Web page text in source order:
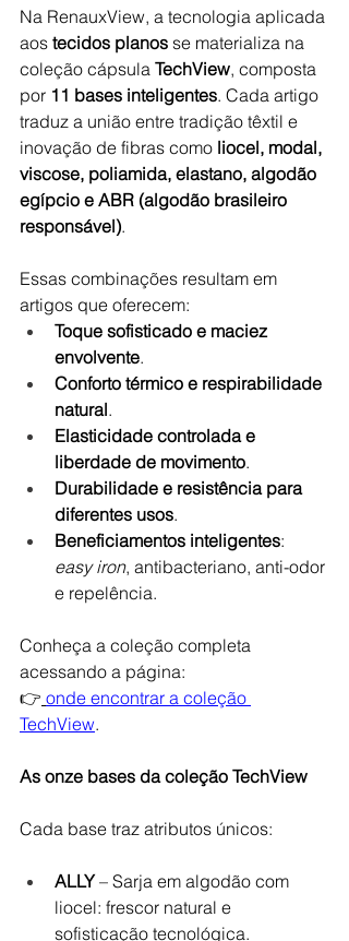
Na RenauxView, a tecnologia aplicada
aos tecidos planos se materializa na
coleção cápsula TechView, composta
por 11 bases inteligentes. Cada artigo
traduz a união entre tradição têxtil e
inovação de fibras como liocel, modal,
viscose, poliamida, elastano, algodão
egípcio e ABR (algodão brasileiro
responsável).
Essas combinações resultam em
artigos que oferecem:
Toque sofisticado e maciez
envolvente.
Conforto térmico e respirabilidade
natural.
Elasticidade controlada e
liberdade de movimento.
Durabilidade e resistência para
diferentes usos.
Beneficiamentos inteligentes:
easy iron, antibacteriano, anti-odor
e repelência.
Conheça a coleção completa
acessando a página:
👉 onde encontrar a coleção
TechView.
As onze bases da coleção TechView
Cada base traz atributos únicos:
ALLY – Sarja em algodão com
liocel: frescor natural e
sofisticação tecnológica.